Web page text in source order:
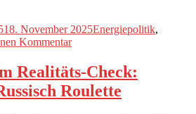
18. November 2025Kategorien
Energiepolitik,
Kommentarzu
Ein
neues
Desaster
Realitäts-Check:
Roulette